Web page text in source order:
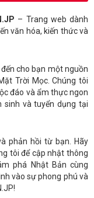
– Trang web dành
văn hóa, kiến thức và
cho bạn một nguồn
Trời Mọc. Chúng tôi
đáo và ẩm thực ngon
sinh và tuyển dụng tại
phản hồi từ bạn. Hãy
tôi để cập nhật thông
phá Nhật Bản cùng
vào sự phong phú và